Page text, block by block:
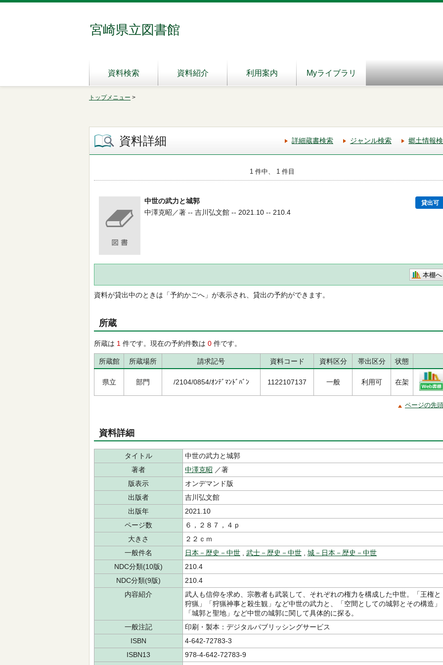
宮崎県立図書館
資料検索 資料紹介 利用案内 Myライブラリ
トップメニュー >
資料詳細 詳細蔵書検索 ジャンル検索 郷土情報
1 件中、 1 件目
中世の武力と城郭 貸出可
中澤克昭／著 -- 吉川弘文館 -- 2021.10 -- 210.4
本棚へ
資料が貸出中のときは「予約かごへ」が表示され、貸出の予約ができます。
所蔵
所蔵は 1 件です。現在の予約件数は 0 件です。
所蔵館 所蔵場所 請求記号 資料コード 資料区分 帯出区分 状態
県立 部門 /2104/0854/ｵﾝﾃﾞﾏﾝﾄﾞﾊﾞﾝ 1122107137 一般 利用可 在架
ページの先
資料詳細
タイトル
中世の武力と城郭
著者
中澤克昭 ／著
版表示
オンデマンド版
出版者
吉川弘文館
出版年
2021.10
ページ数
６，２８７，４ｐ
大きさ
２２ｃｍ
一般件名
日本－歴史－中世 武士－歴史－中世
城－日本－歴史－中世
NDC分類(10版)
210.4
NDC分類(9版)
210.4
内容紹介
武人も信仰を求め、宗教者も武装して、それぞれの権力を構成した中世。「王権と
狩猟」「狩猟神事と殺生観」など中世の武力と、「空間としての城郭とその構造」
「城郭と聖地」など中世の城郭に関して具体的に探る。
一般注記
印刷・製本：デジタルパブリッシングサービス
ISBN
4-642-72783-3
ISBN13
978-4-642-72783-9